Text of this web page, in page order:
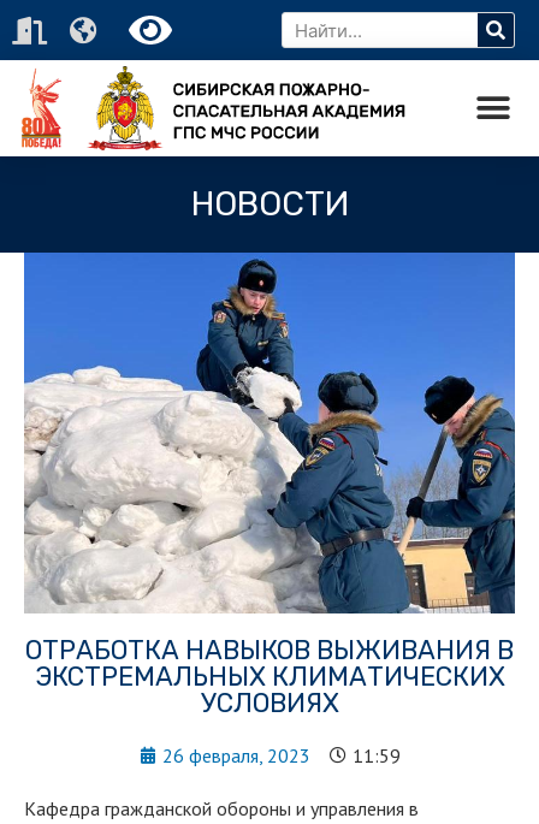
НОВОСТИ
ОТРАБОТКА НАВЫКОВ ВЫЖИВАНИЯ В
ЭКСТРЕМАЛЬНЫХ КЛИМАТИЧЕСКИХ
УСЛОВИЯХ
26 февраля, 2023 11:59
Кафедра гражданской обороны и управления в